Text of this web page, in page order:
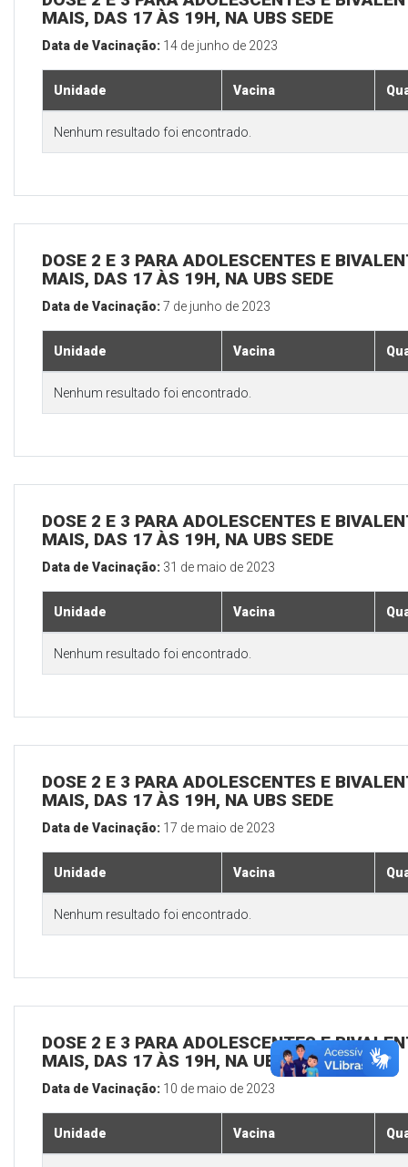
MAIS, DAS 17 ÀS 19H, NA UBS SEDE
Data de Vacinação: 14 de junho de 2023
Unidade Vacina
Nenhum resultado foi encontrado.
DOSE 2 E 3 PARA ADOLESCENTES E
MAIS, DAS 17 ÀS 19H, NA UBS SEDE
Data de Vacinação:7 de junho de 2023
Unidade Vacina
Nenhum resultado foi encontrado.
DOSE 2 E 3 PARA ADOLESCENTES E
MAIS, DAS 17 ÀS 19H, NA UBS SEDE
Data de Vacinação: 31 de maio de 2023
Unidade Vacina
Nenhum resultado foi encontrado.
DOSE 2 E 3 PARA ADOLESCENTES E
MAIS, DAS 17 ÀS 19H, NA UBS SEDE
Data de Vacinação: 17 de maio de 2023
Unidade Vacina
Nenhum resultado foi encontrado.
DOSE 2 E 3 PARA ADOLESCENTES E
MAIS, DAS 17 ÀS 19H, NA UBS SEDE
Data de Vacinação: 10 de maio de 2023
Unidade Vacina